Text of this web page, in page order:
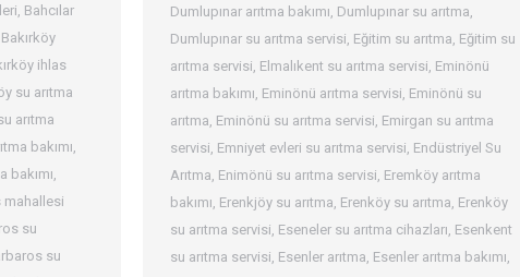
Dumlupınar arıtma bakımı, Dumlupınar su arıtma,
Dumlupınar su arıtma servisi, Eğitim su arıtma, Eğitim su
arıtma servisi, Elmalıkent su arıtma servisi, Eminönü
arıtma bakımı, Eminönü arıtma servisi, Eminönü su
arıtma, Eminönü su arıtma servisi, Emirgan su arıtma
servisi, Emniyet evleri su arıtma servisi, Endüstriyel Su
Arıtma, Enimönü su arıtma servisi, Eremköy arıtma
bakımı, Erenkjöy su arıtma, Erenköy su arıtma, Erenköy
su arıtma servisi, Eseneler su arıtma cihazları, Esenkent
su arıtma servisi, Esenler arıtma, Esenler arıtma bakımı,
, Bahcılar
Bakırköy
ihlas
su arıtma
arıtma
bakımı,
bakımı,
mahallesi
su
su